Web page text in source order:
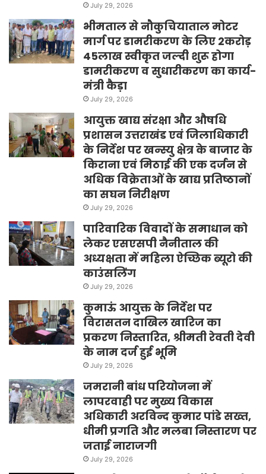
July 29, 2026
भीमताल से नौकुचियाताल मोटर
मार्ग पर डामरीकरण के लिए 2करोड़
45लाख स्वीकृत जल्दी शुरू होगा
डामरीकरण व सुधारीकरण का कार्य-
मंत्री कैड़ा
July 29, 2026
आयुक्त खाद्य संरक्षा और औषधि
प्रशासन उत्तराखंड एवं जिलाधिकारी
के निर्देश पर खन्स्यु क्षेत्र के बाजार के
किराना एवं मिठाई की एक दर्जन से
अधिक विक्रेताओं के खाद्य प्रतिष्ठानों
का सघन निरीक्षण
July 29, 2026
पारिवारिक विवादों के समाधान को
लेकर एसएसपी नैनीताल की
अध्यक्षता में महिला ऐच्छिक ब्यूरो की
काउंसलिंग
July 29, 2026
कुमाऊं आयुक्त के निर्देश पर
विरासतन दाखिल खारिज का
प्रकरण निस्तारित, श्रीमती रेवती देवी
के नाम दर्ज हुई भूमि
July 29, 2026
जमरानी बांध परियोजना में
लापरवाही पर मुख्य विकास
अधिकारी अरविन्द कुमार पांडे सख्त,
धीमी प्रगति और मलबा निस्तारण पर
जताई नाराजगी
July 29, 2026